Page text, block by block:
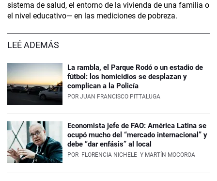
sistema de salud, el entorno de la vivienda de una familia o
el nivel educativo— en las mediciones de pobreza.
LEÉ ADEMÁS
La rambla, el Parque Rodó o un estadio de
fútbol: los homicidios se desplazan y
complican a la Policía
POR JUAN FRANCISCO PITTALUGA
Economista jefe de FAO: América Latina se
ocupó mucho del “mercado internacional” y
debe “dar enfásis” al local
POR FLORENCIA NICHELE Y MARTÍN MOCOROA